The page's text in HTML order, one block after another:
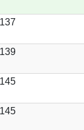
137
139
145
145